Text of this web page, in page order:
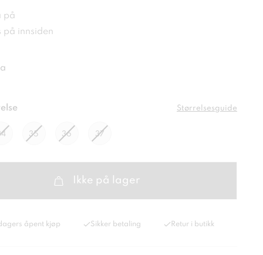
på
på innsiden
Størrelsesguide
35 36 37
Ikke på lager
åpent kjøp Sikker betaling Retur i butikk